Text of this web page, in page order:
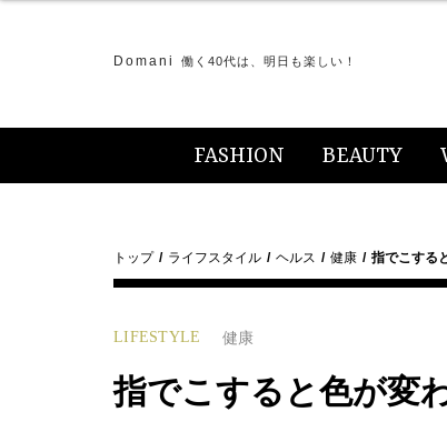
Domani 働く40代は、明日も楽しい！
FASHION BEAUTY
トップ ライフスタイル ヘルス 健康 指でこする
LIFESTYLE 健康
指でこすると色が変